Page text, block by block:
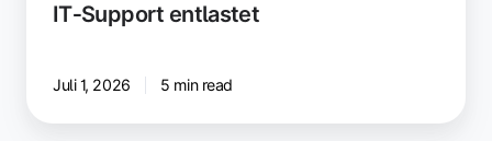
IT‑Support entlastet
Juli 1, 2026 5 min read